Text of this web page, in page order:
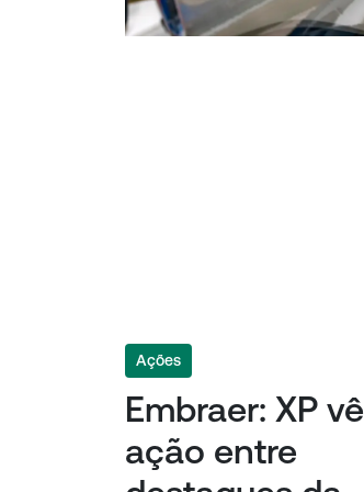
Ações
Embraer: XP vê
ação entre